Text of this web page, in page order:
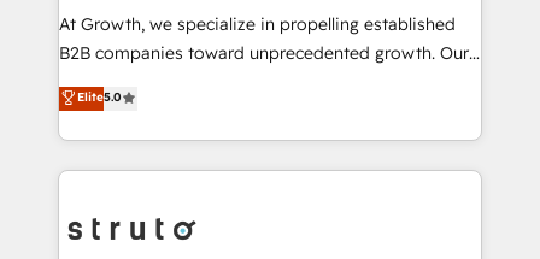
marketing automation, and revenue operations. 🤝
Custom Solutions: From onboarding and
HubSpot with your business needs. 🌟 Proven
Results: We’ve helped businesses of all sizes
Packages: Choose ongoing support or project-based
solutions. We offer service packages designed to fit
At Growth, we specialize in propelling established
B2B companies toward unprecedented growth. Our
focus is on fine-tuning and enhancing your growth,
sales, and marketing operations. Unlike conventional
marketing agencies, we dive deep into the
operational aspects of your business, ensuring that
functioning optimally. With our expertise in leading
Elite5.0